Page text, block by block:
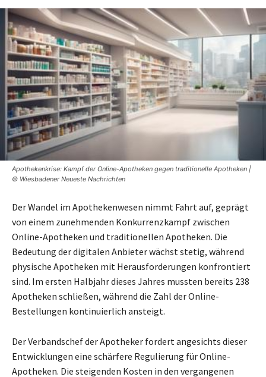
Apothekenkrise: Kampf der Online-Apotheken gegen traditionelle Apotheken |
© Wiesbadener Neueste Nachrichten
Der Wandel im Apothekenwesen nimmt Fahrt auf, geprägt
von einem zunehmenden Konkurrenzkampf zwischen
Online-Apotheken und traditionellen Apotheken. Die
Bedeutung der digitalen Anbieter wächst stetig, während
physische Apotheken mit Herausforderungen konfrontiert
sind. Im ersten Halbjahr dieses Jahres mussten bereits 238
Apotheken schließen, während die Zahl der Online-
Bestellungen kontinuierlich ansteigt.
Der Verbandschef der Apotheker fordert angesichts dieser
Entwicklungen eine schärfere Regulierung für Online-
Apotheken. Die steigenden Kosten in den vergangenen